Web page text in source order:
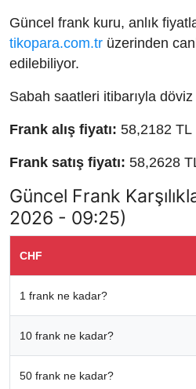
Güncel frank kuru, anlık
tikopara.com.tr üzerinden
edilebiliyor.
Sabah saatleri itibarıyla döviz
Frank alış fiyatı: 58,2182 TL
Frank satış fiyatı: 58,2628
Güncel Frank
2026 - 09:25)
CHF
1 frank ne kadar?
10 frank ne kadar?
50 frank ne kadar?